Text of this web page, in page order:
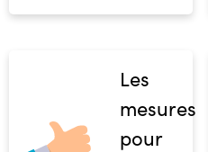
Les
mesures
pour